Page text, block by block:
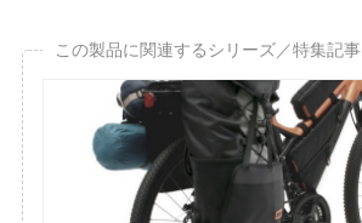
この製品に関連するシリーズ／特集記事